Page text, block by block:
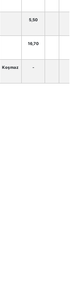
5,50
16,70
Koşmaz -